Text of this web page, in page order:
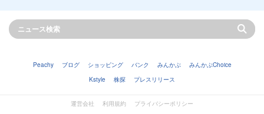
Peachy ブログ ショッピング バンク みんかぶ
みんかぶChoice
Kstyle
株探 プレスリリース
運営会社 利用規約 プライバシーポリシー